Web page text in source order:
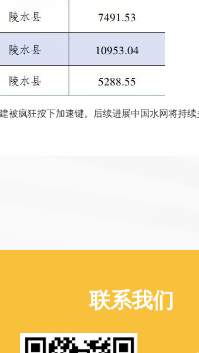
疯狂按下加速键。后续进展中国水网将持续
联系我们